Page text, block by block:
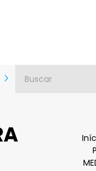
| Política